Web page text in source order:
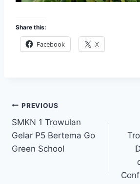
Share this:
Facebook X
Post
navigation
PREVIOUS
SMKN 1 Trowulan
Gelar P5 Bertema Go
Green School